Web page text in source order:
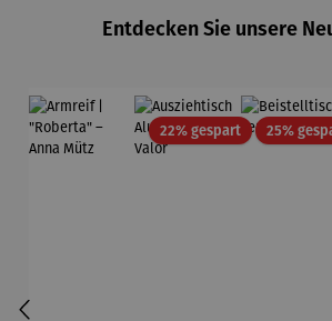
Entdecken Sie unsere
22% gespartRabatt
25%